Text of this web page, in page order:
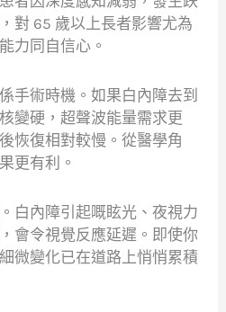
對 65 歲以上長者影響尤為
力同自信心。
手術時機。如果白內障去到
變硬，超聲波能量需求更
恢復相對較慢。從醫學角
更有利。
白內障引起嘅眩光、夜視力
會令視覺反應延遲。即使你
微變化已在道路上悄悄累積